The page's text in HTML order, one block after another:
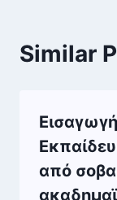
Similar
από